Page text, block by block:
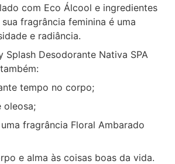
com Eco Álcool e ingredientes
fragrância feminina é uma
e radiância.
Splash Desodorante Nativa SPA
tempo no corpo;
oleosa;
fragrância Floral Ambarado
e alma às coisas boas da vida.